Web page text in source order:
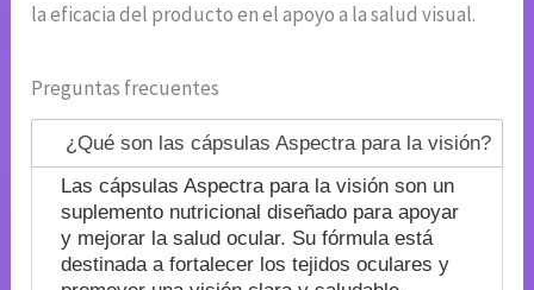
la eficacia del producto en el apoyo a la salud visual.
Preguntas frecuentes
¿Qué son las cápsulas Aspectra para la visión?
Las cápsulas Aspectra para la visión son un
suplemento nutricional diseñado para apoyar
y mejorar la salud ocular. Su fórmula está
destinada a fortalecer los tejidos oculares y